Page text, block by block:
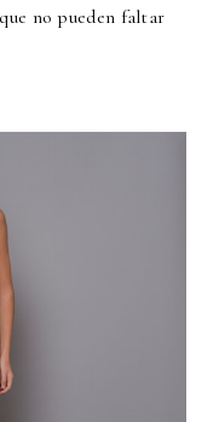
que no pueden faltar